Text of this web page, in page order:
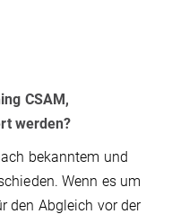
CSAM,
werden?
bekanntem und
Wenn es um
den Abgleich vor der